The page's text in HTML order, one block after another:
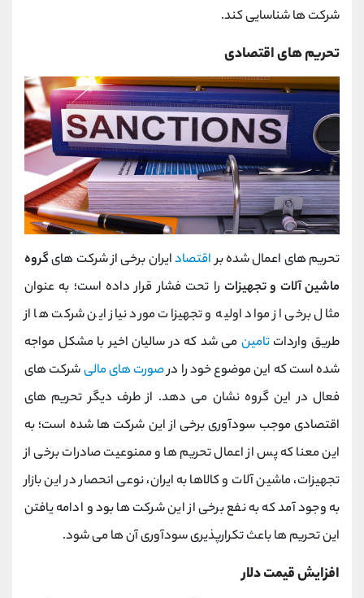
شرکت ها شناسایی کند.
تحریم های اقتصادی
تحریم های اعمال شده براقتصادایران برخی از شرکت هایگروه
ماشین آلات و تجهیزات را تحت فشار قرار داده است؛ به عنوان
مثال برخی از مواد اولیه و تجهیزات مورد نیاز این شرکت ها از
طریق وارداتتامین می شد که در سالیان اخیر با مشکل مواجه
شده است که این موضوع خود را درصورت های مالیشرکت های
فعال در این گروه نشان می دهد. از طرف دیگر تحریم های
اقتصادی موجب سودآوری برخی از این شرکت ها شده است؛ به
این معنا که پس از اعمال تحریم ها و ممنوعیت صادرات برخی از
تجهیزات، ماشین آلات و کالاها به ایران، نوعی انحصار در این بازار
به وجود آمد که به نفع برخی از این شرکت ها بود و ادامه یافتن
این تحریم ها باعث تکرارپذیری سودآوری آن ها می شود.
افزایش قیمت دلار